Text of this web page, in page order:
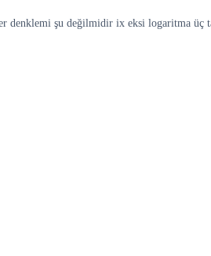
denklemi şu değilmidir ix eksi logaritma üç